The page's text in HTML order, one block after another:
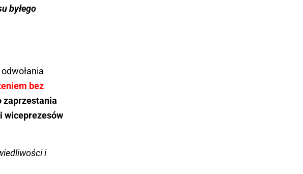
byłego
bez
zaprzestania
wiceprezesów
i